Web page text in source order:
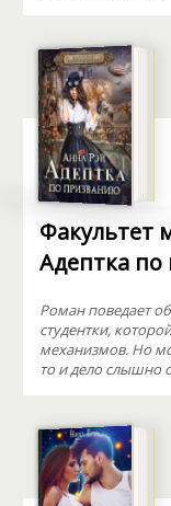
Факультет
Адептка
Роман поведает
студентки,
механизмов. Но
то и дело слышно